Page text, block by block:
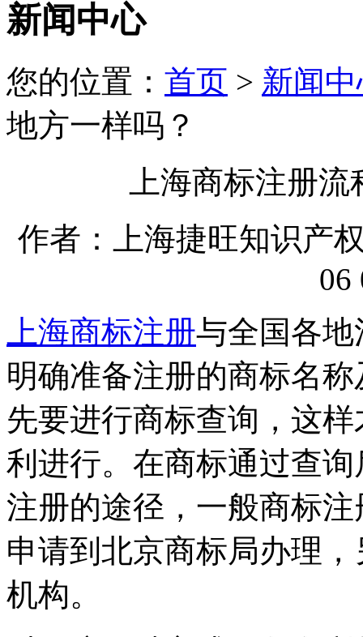
新闻中心
您的位置： 首页 > 新闻
地方一样吗？
上海商标注册
作者：上海捷旺知识产
06
上海商标注册与全国各
明确准备注册的商标名
先要进行商标查询，这
利进行。在商标通过查
注册的途径，一般商标
申请到北京商标局办理
机构。